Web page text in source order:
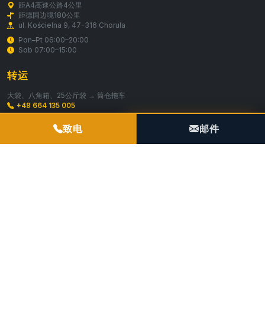
距A4高速公路4公里
距德国边境180公里
ul. Kościelna 9, 47-316 Chorula
Pon–Pt 06:00–20:00
Sob 07:00–15:00
转运
大袋、八角箱、25公斤袋 → 筒仓拖车
+48 664 135 005
致电 邮件
POGOTOWIE TECHNICZNE TIR & SILO